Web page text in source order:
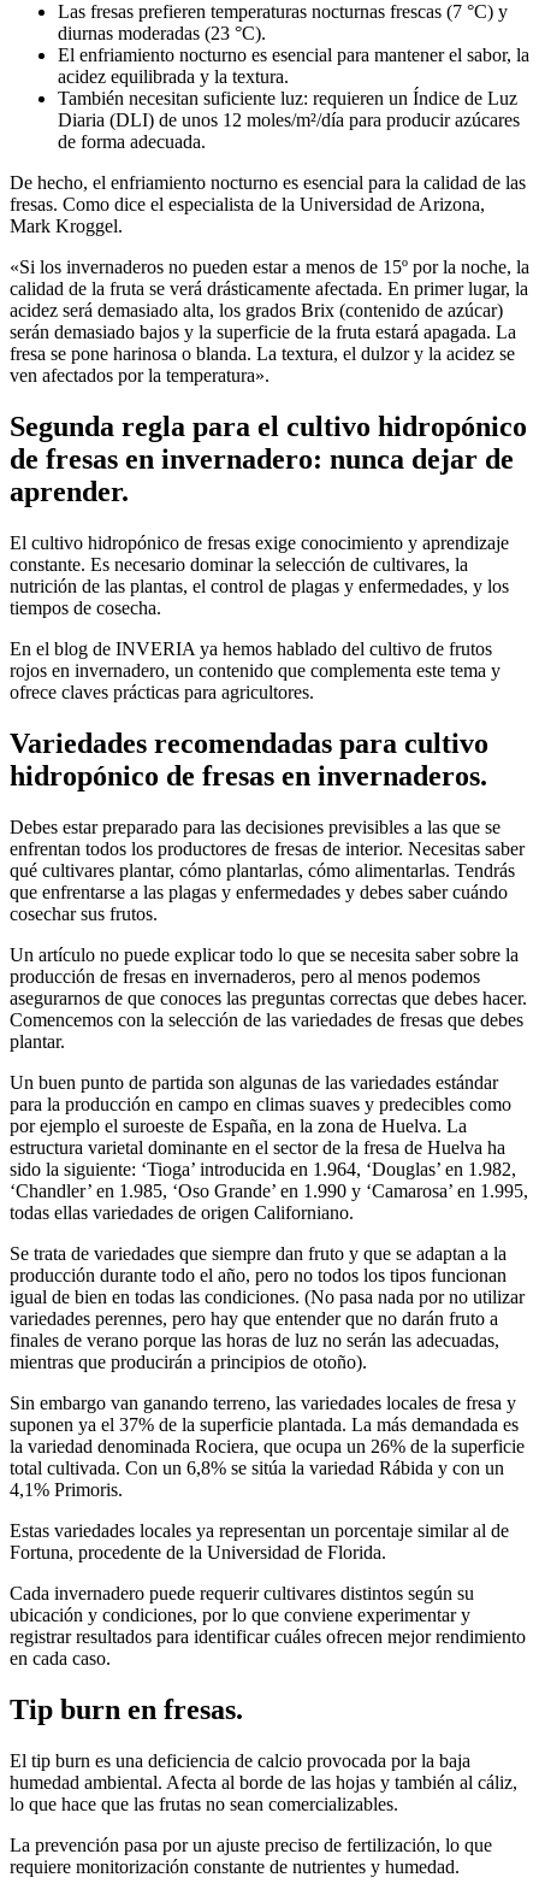
Las fresas prefieren temperaturas nocturnas frescas (7 °C) y
diurnas moderadas (23 °C).
El enfriamiento nocturno es esencial para mantener el sabor, la
acidez equilibrada y la textura.
También necesitan suficiente luz: requieren un Índice de Luz
Diaria (DLI) de unos 12 moles/m²/día para producir azúcares
de forma adecuada.
De hecho, el enfriamiento nocturno es esencial para la calidad de las
fresas. Como dice el especialista de la Universidad de Arizona,
Mark Kroggel.
«Si los invernaderos no pueden estar a menos de 15º por la noche, la
calidad de la fruta se verá drásticamente afectada. En primer lugar, la
acidez será demasiado alta, los grados Brix (contenido de azúcar)
serán demasiado bajos y la superficie de la fruta estará apagada. La
fresa se pone harinosa o blanda. La textura, el dulzor y la acidez se
ven afectados por la temperatura».
Segunda regla para el cultivo hidropónico
de fresas en invernadero: nunca dejar de
aprender.
El cultivo hidropónico de fresas exige conocimiento y aprendizaje
constante. Es necesario dominar la selección de cultivares, la
nutrición de las plantas, el control de plagas y enfermedades, y los
tiempos de cosecha.
En el blog de INVERIA ya hemos hablado del cultivo de frutos
rojos en invernadero, un contenido que complementa este tema y
ofrece claves prácticas para agricultores.
Variedades recomendadas para cultivo
hidropónico de fresas en invernaderos.
Debes estar preparado para las decisiones previsibles a las que se
enfrentan todos los productores de fresas de interior. Necesitas saber
qué cultivares plantar, cómo plantarlas, cómo alimentarlas. Tendrás
que enfrentarse a las plagas y enfermedades y debes saber cuándo
cosechar sus frutos.
Un artículo no puede explicar todo lo que se necesita saber sobre la
producción de fresas en invernaderos, pero al menos podemos
asegurarnos de que conoces las preguntas correctas que debes hacer.
Comencemos con la selección de las variedades de fresas que debes
plantar.
Un buen punto de partida son algunas de las variedades estándar
para la producción en campo en climas suaves y predecibles como
por ejemplo el suroeste de España, en la zona de Huelva. La
estructura varietal dominante en el sector de la fresa de Huelva ha
sido la siguiente: ‘Tioga’ introducida en 1.964, ‘Douglas’ en 1.982,
‘Chandler’ en 1.985, ‘Oso Grande’ en 1.990 y ‘Camarosa’ en 1.995,
todas ellas variedades de origen Californiano.
Se trata de variedades que siempre dan fruto y que se adaptan a la
producción durante todo el año, pero no todos los tipos funcionan
igual de bien en todas las condiciones. (No pasa nada por no utilizar
variedades perennes, pero hay que entender que no darán fruto a
finales de verano porque las horas de luz no serán las adecuadas,
mientras que producirán a principios de otoño).
Sin embargo van ganando terreno, las variedades locales de fresa y
suponen ya el 37% de la superficie plantada. La más demandada es
la variedad denominada Rociera, que ocupa un 26% de la superficie
total cultivada. Con un 6,8% se sitúa la variedad Rábida y con un
4,1% Primoris.
Estas variedades locales ya representan un porcentaje similar al de
Fortuna, procedente de la Universidad de Florida.
Cada invernadero puede requerir cultivares distintos según su
ubicación y condiciones, por lo que conviene experimentar y
registrar resultados para identificar cuáles ofrecen mejor rendimiento
en cada caso.
Tip burn en fresas.
El tip burn es una deficiencia de calcio provocada por la baja
humedad ambiental. Afecta al borde de las hojas y también al cáliz,
lo que hace que las frutas no sean comercializables.
La prevención pasa por un ajuste preciso de fertilización, lo que
requiere monitorización constante de nutrientes y humedad.